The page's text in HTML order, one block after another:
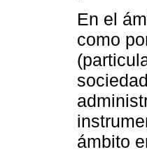
En el
como
ámbito